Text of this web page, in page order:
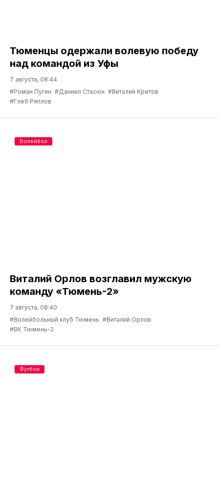
Тюменцы одержали волевую победу
над командой из Уфы
7 августа, 08:44
#Роман Пугин #Даниил Стасюк #Виталий Кретов
#Глеб Ряплов
Виталий Орлов возглавил мужскую
команду «Тюмень-2»
7 августа, 08:40
#Волейбольный клуб Тюмень #Виталий Орлов
#ВК Тюмень-2
Волейбол
Футбол